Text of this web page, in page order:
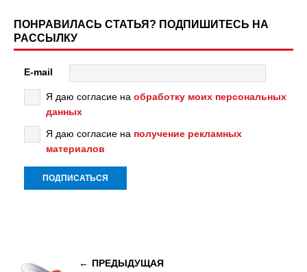
ПОНРАВИЛАСЬ СТАТЬЯ? ПОДПИШИТЕСЬ НА
РАССЫЛКУ
E-mail
Я даю согласие на обработку моих персональных
данных
Я даю согласие на получение рекламных
материалов
ПРЕДЫДУЩАЯ